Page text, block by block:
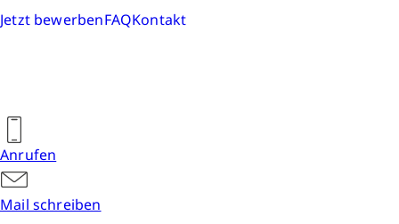
Jetzt bewerbenFAQKontakt
Anrufen
Mail schreiben